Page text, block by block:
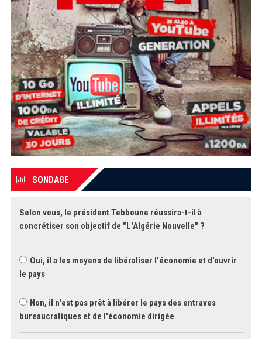
SONDAGE
Selon vous, le président Tebboune réussira-t-il à
concrétiser son objectif de "L'Algérie Nouvelle" ?
Oui, il a les moyens de libéraliser l'économie et d'ouvrir
le pays
Non, il n'est pas prêt à libérer le pays des entraves
bureaucratiques et de l'économie dirigée